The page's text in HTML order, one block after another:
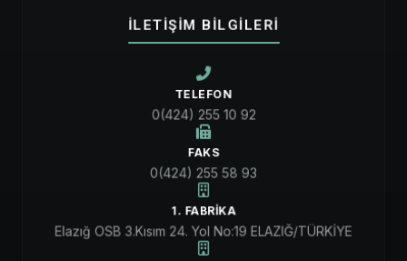
İLETİŞİM BİLGİLERİ
TELEFON
0(424) 255 10 92
FAKS
0(424) 255 58 93
1. FABRIKA
Elazığ OSB 3.Kısım 24. Yol No:19 ELAZIĞ/TÜRKİYE